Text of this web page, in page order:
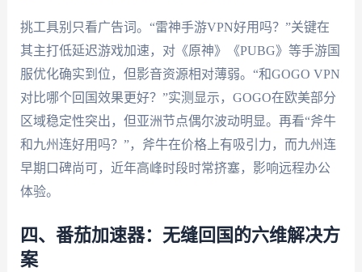
挑工具别只看广告词。“雷神手游VPN好用吗？”关键在
其主打低延迟游戏加速，对《原神》《PUBG》等手游国
服优化确实到位，但影音资源相对薄弱。“和GOGO VPN
对比哪个回国效果更好？”实测显示，GOGO在欧美部分
区域稳定性突出，但亚洲节点偶尔波动明显。再看“斧牛
和九州连好用吗？”，斧牛在价格上有吸引力，而九州连
早期口碑尚可，近年高峰时段时常挤塞，影响远程办公
体验。
四、番茄加速器：无缝回国的六维解决方
案